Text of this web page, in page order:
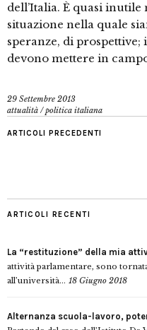
dell’Italia. È quasi
situazione nella quale
speranze, di
devono mettere in
29 Settembre 2013
attualità /politica italiana
ARTICOLI PRECEDENTI
ARTICOLI RECENTI
La “restituzione” della mia
attività parlamentare, sono
all’università... 18 Giugno 2018
Alternanza scuola-lavoro,